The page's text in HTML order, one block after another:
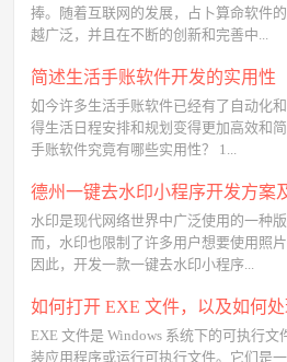
捧。随着互联网的发展，占卜算命软件
越广泛，并且在不断的创新和完善中...
简述生活手账软件开发的实用性
如今许多生活手账软件已经有了自动化
得生活日程安排和规划变得更加高效和
手账软件究竟有哪些实用性？ 1...
德州一键去水印小程序开发方案
水印是现代网络世界中广泛使用的一种
而，水印也限制了许多用户想要使用照片
因此，开发一款一键去水印小程序...
EXE 文件是 Windows 系统下的可执行文
装应用程序或运行可执行文件。它们是